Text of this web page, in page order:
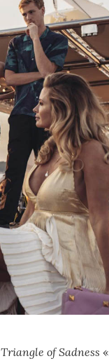
Triangle of Sadness